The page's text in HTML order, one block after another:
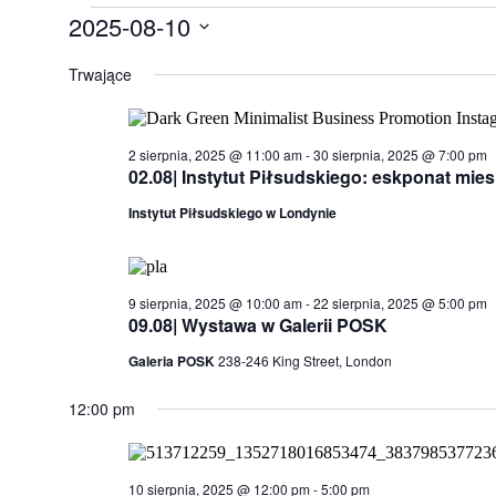
Wydarzenia
for
10
sierpnia,
2025-08-10
datę.
Trwające
02.08| Instytut Piłsudskiego: eskponat
2 sierpnia, 2025 @ 11:00 am-30 sierpnia, 2025 @ 7:00 pm
Instytut Piłsudskiego w Londynie
09.08| Wystawa w Galerii POSK
9 sierpnia, 2025 @ 10:00 am-22 sierpnia, 2025 @ 5:00 pm
Galeria POSK238-246 King Street, London
12:00 pm
10 sierpnia, 2025 @ 12:00 pm-5:00 pm